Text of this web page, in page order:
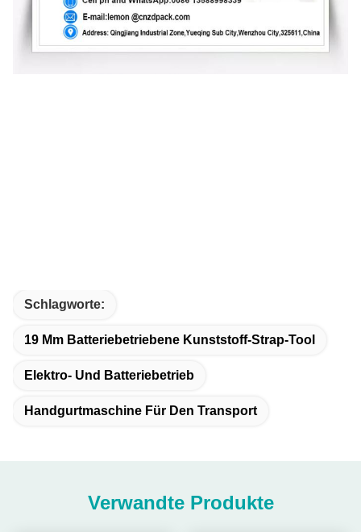
Schlagworte:
19 Mm Batteriebetriebene Kunststoff-Strap-Tool
Elektro- Und Batteriebetrieb
Handgurtmaschine Für Den Transport
Verwandte Produkte